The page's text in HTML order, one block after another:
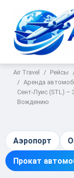
Air Travel Рейсы
Аренда
Сент-Луис (STL)
Вождению
Аэропорт
Прокат